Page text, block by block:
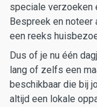
speciale verzoeken
Bespreek en noteer
een reeks
Dus of je nu één
lang of zelfs een
beschikbaar die bij
altijd een lokale